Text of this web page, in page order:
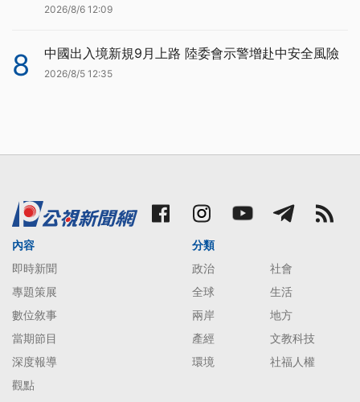
2026/8/6 12:09
8 中國出入境新規9月上路 陸委會示警增赴中安全風險
2026/8/5 12:35
內容
即時新聞
專題策展
數位敘事
當期節目
深度報導
觀點
分類
政治
社會
全球
生活
兩岸
地方
產經
文教科技
環境
社福人權